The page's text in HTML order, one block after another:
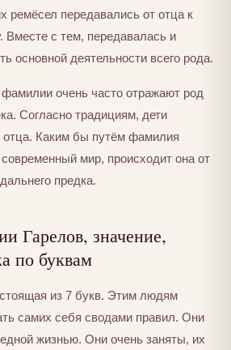
ремёсел передавались от отца к
Вместе с тем, передавалась и
основной деятельности всего рода.
очень часто отражают род
Согласно традициям, дети
Каким бы путём фамилия
мир, происходит она от
предка.
Гарелов, значение,
по буквам
из 7 букв. Этим людям
самих себя сводами правил. Они
жизнью. Они очень заняты, их